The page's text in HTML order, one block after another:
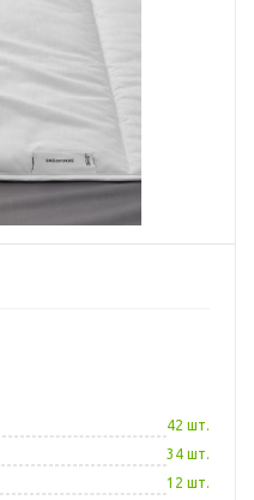
42 шт.
34 шт.
12 шт.